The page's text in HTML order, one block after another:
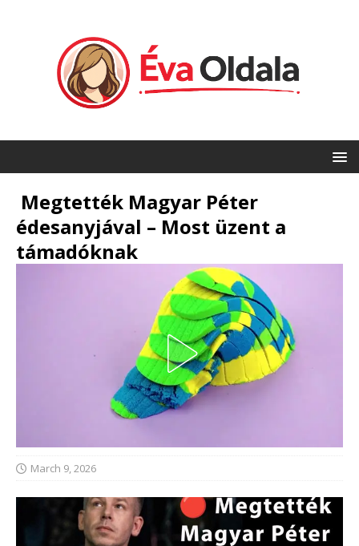
Megtették Magyar Péter
édesanyjával – Most üzent a
támadóknak
March 9, 2026